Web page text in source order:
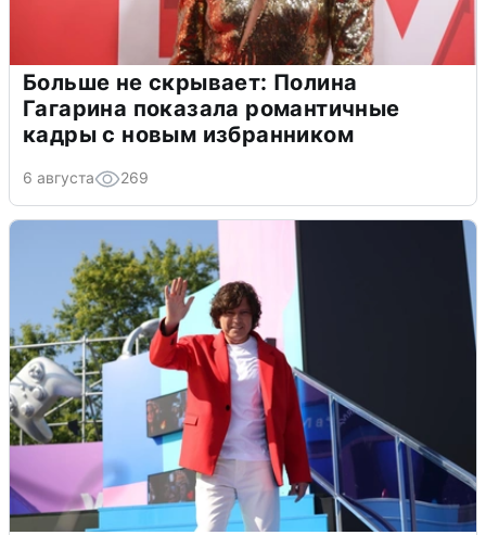
Больше не скрывает: Полина
Гагарина показала романтичные
кадры с новым избранником
6 августа 269